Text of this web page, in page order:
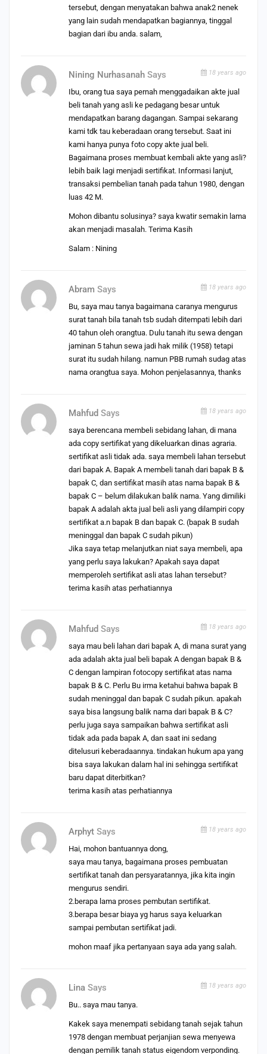
tersebut, dengan menyatakan bahwa anak2 nenek
yang lain sudah mendapatkan bagiannya, tinggal
bagian dari ibu anda. salam,
Nining Nurhasanah Says 18 years ago
Ibu, orang tua saya pernah menggadaikan akte jual
beli tanah yang asli ke pedagang besar untuk
mendapatkan barang dagangan. Sampai sekarang
kami tdk tau keberadaan orang tersebut. Saat ini
kami hanya punya foto copy akte jual beli.
Bagaimana proses membuat kembali akte yang asli?
lebih baik lagi menjadi sertifikat. Informasi lanjut,
transaksi pembelian tanah pada tahun 1980, dengan
luas 42 M.
Mohon dibantu solusinya? saya kwatir semakin lama
akan menjadi masalah. Terima Kasih
Salam : Nining
Abram Says 18 years ago
Bu, saya mau tanya bagaimana caranya mengurus
surat tanah bila tanah tsb sudah ditempati lebih dari
40 tahun oleh orangtua. Dulu tanah itu sewa dengan
jaminan 5 tahun sewa jadi hak milik (1958) tetapi
surat itu sudah hilang. namun PBB rumah sudag atas
nama orangtua saya. Mohon penjelasannya, thanks
Mahfud Says 18 years ago
saya berencana membeli sebidang lahan, di mana
ada copy sertifikat yang dikeluarkan dinas agraria.
sertifikat asli tidak ada. saya membeli lahan tersebut
dari bapak A. Bapak A membeli tanah dari bapak B &
bapak C, dan sertifikat masih atas nama bapak B &
bapak C – belum dilakukan balik nama. Yang dimiliki
bapak A adalah akta jual beli asli yang dilampiri copy
sertifikat a.n bapak B dan bapak C. (bapak B sudah
meninggal dan bapak C sudah pikun)
Jika saya tetap melanjutkan niat saya membeli, apa
yang perlu saya lakukan? Apakah saya dapat
memperoleh sertifikat asli atas lahan tersebut?
terima kasih atas perhatiannya
Mahfud Says 18 years ago
saya mau beli lahan dari bapak A, di mana surat yang
ada adalah akta jual beli bapak A dengan bapak B &
C dengan lampiran fotocopy sertifikat atas nama
bapak B & C. Perlu Bu irma ketahui bahwa bapak B
sudah meninggal dan bapak C sudah pikun. apakah
saya bisa langsung balik nama dari bapak B & C?
perlu juga saya sampaikan bahwa sertifikat asli
tidak ada pada bapak A, dan saat ini sedang
ditelusuri keberadaannya. tindakan hukum apa yang
bisa saya lakukan dalam hal ini sehingga sertifikat
baru dapat diterbitkan?
terima kasih atas perhatiannya
Arphyt Says 18 years ago
Hai, mohon bantuannya dong,
saya mau tanya, bagaimana proses pembuatan
sertifikat tanah dan persyaratannya, jika kita ingin
mengurus sendiri.
2.berapa lama proses pembutan sertifikat.
3.berapa besar biaya yg harus saya keluarkan
sampai pembutan sertifikat jadi.
mohon maaf jika pertanyaan saya ada yang salah.
Lina Says 18 years ago
Bu.. saya mau tanya.
Kakek saya menempati sebidang tanah sejak tahun
1978 dengan membuat perjanjian sewa menyewa
dengan pemilik tanah status eigendom verponding.